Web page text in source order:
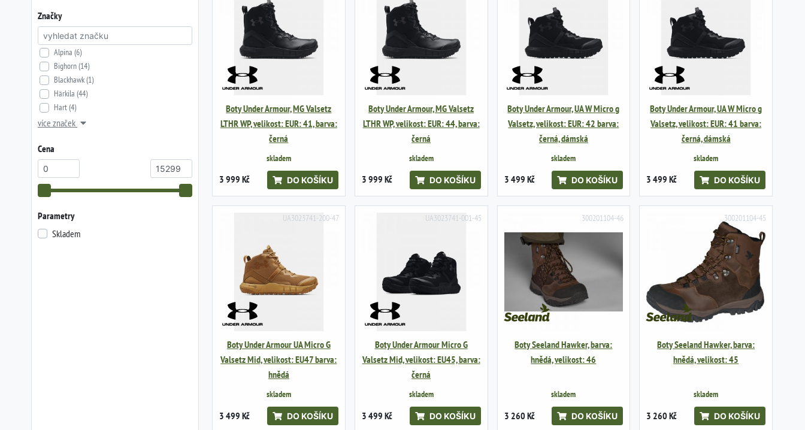
Boty Under Armour, MG Valsetz
LTHR WP, velikost: EUR: 41, barva:
černá
skladem
3 999 Kč DO KOŠÍKU
Boty Under Armour, MG Valsetz
LTHR WP, velikost: EUR: 44, barva:
černá
skladem
3 999 Kč DO KOŠÍKU
Boty Under Armour, UA W Micro g
Valsetz, velikost: EUR: 42 barva:
černá, dámská
skladem
3 499 Kč DO KOŠÍKU
Boty Under Armour, UA W Micro g
Valsetz, velikost: EUR: 41 barva:
černá, dámská
skladem
3 499 Kč DO KOŠÍKU
UA3023741-200-47
Boty Under Armour UA Micro G
Valsetz Mid, velikost: EU47 barva:
hnědá
skladem
3 499 Kč DO KOŠÍKU
UA3023741-001-45
Boty Under Armour Micro G
Valsetz Mid, velikost: EU45, barva:
černá
skladem
3 499 Kč DO KOŠÍKU
300201104-46
Boty Seeland Hawker, barva:
hnědá, velikost: 46
skladem
3 260 Kč DO KOŠÍKU
300201104-45
Boty Seeland Hawker, barva:
hnědá, velikost: 45
skladem
3 260 Kč DO KOŠÍKU
Značky
Alpina (6)
Bighorn (14)
Blackhawk (1)
Härkila (44)
Hart (4)
více značek
Cena
Parametry
Skladem